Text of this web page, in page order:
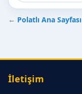
← Polatlı Ana Sayfası
İletişim